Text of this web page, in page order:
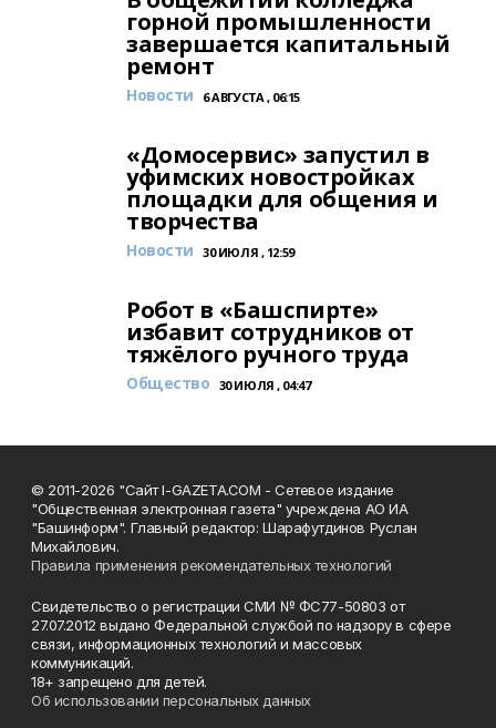
горной промышленности
завершается капитальный
ремонт
Новости 6 АВГУСТА , 06:15
«Домосервис» запустил в
уфимских новостройках
площадки для общения и
творчества
Новости 30 ИЮЛЯ , 12:59
Робот в «Башспирте»
избавит сотрудников от
тяжёлого ручного труда
Общество 30 ИЮЛЯ , 04:47
© 2011-2026 "Сайт I-GAZETA.COM - Сетевое издание
"Общественная электронная газета" учреждена АО ИА
"Башинформ". Главный редактор: Шарафутдинов Руслан
Михайлович.
Правила применения рекомендательных технологий
Свидетельство о регистрации СМИ № ФС77-50803 от
27.07.2012 выдано Федеральной службой по надзору в сфере
связи, информационных технологий и массовых
коммуникаций.
18+ запрещено для детей.
Об использовании персональных данных